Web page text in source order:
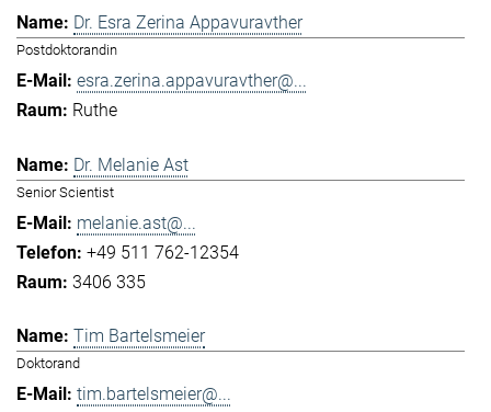
Dr. Esra Zerina Appavuravther
Postdoktorandin
esra.zerina.appavuravther@...
Ruthe
Dr. Melanie Ast
Senior Scientist
melanie.ast@...
+49 511 762-12354
3406 335
Tim Bartelsmeier
Doktorand
tim.bartelsmeier@...